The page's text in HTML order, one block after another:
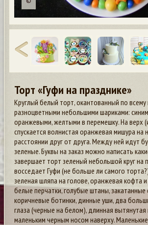
Торт «Гуфи на празднике»
Круглый белый торт, окантованный по всему
разноцветными небольшими шариками:
оранжевыми, желтыми в перемешку. На верх
спускается волнистая оранжевая мишура на
расстоянии друг от друга. Между ней идут
зеленые. Буквы на заказ можно написать
завершает торт зеленый небольшой круг на
восседает Гуфи (не больше ли самого
зеленая шляпа на голове, оранжевая кофта
белые перчатки, голубые штаны, закатанные
коричневые ботинки, динные уши, два
глаза (черные на белом), длинная
маленьким черным носом наверху.